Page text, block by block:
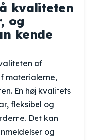
kvaliteten
og
kende
af
materialerne,
En høj kvalitets
fleksibel og
Det kan
og